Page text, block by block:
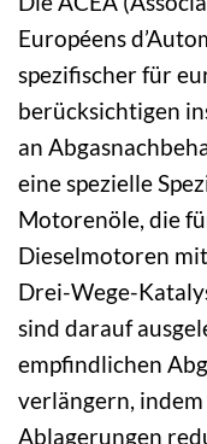
Européens
spezifischer für
berücksichtigen
an
eine spezielle
Motorenöle, die
Dieselmotoren
Drei-Wege-
sind darauf
empfindlichen
verlängern,
Ablagerungen